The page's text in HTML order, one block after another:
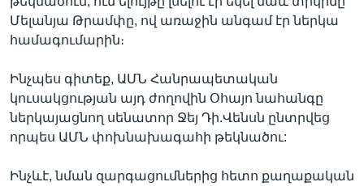
Մելանյա Թրամփը, ով առաջին անգամ էր ներկա
համագումարին։
Ինչպես գիտեք, ԱՄՆ Հանրապետական
կուսակցության այդ ժողովին Օհայո նահանգը
ներկայացնող սենատոր Ջեյ Դի.Վենսն ընտրվեց
որպես ԱՄՆ փոխնախագահի թեկնածու:
Ինչևէ, նման զարգացումներից հետո քաղաքական